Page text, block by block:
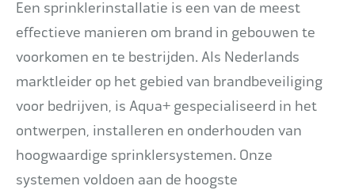
Een sprinklerinstallatie is een van de meest
effectieve manieren om brand in gebouwen te
voorkomen en te bestrijden. Als Nederlands
marktleider op het gebied van brandbeveiliging
voor bedrijven, is Aqua+ gespecialiseerd in het
ontwerpen, installeren en onderhouden van
hoogwaardige sprinklersystemen. Onze
systemen voldoen aan de hoogste